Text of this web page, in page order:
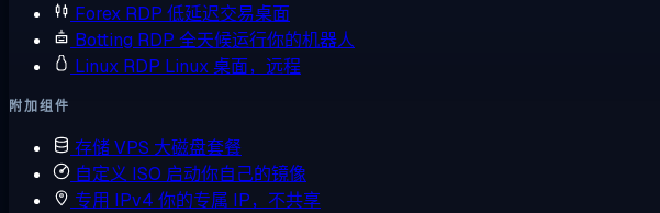
Forex RDP 低延迟交易桌面
Botting RDP 全天候运行你的机器人
Linux RDP Linux 桌面，远程
附加组件
存储 VPS 大磁盘套餐
自定义 ISO 启动你自己的镜像
专用 IPv4 你的专属 IP，不共享